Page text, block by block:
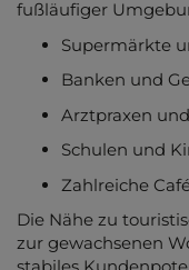
fußläufiger
Supermärkte
Banken und
Arztpraxen
Schulen und
Zahlreiche
Die Nähe zu
zur gewachsenen